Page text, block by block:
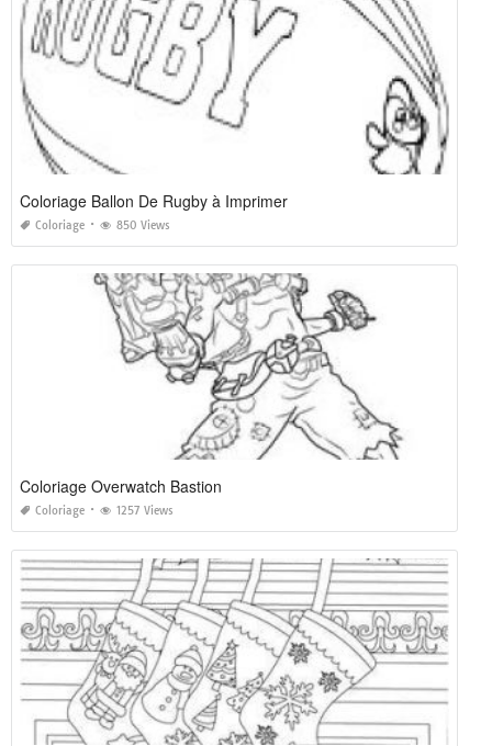
Coloriage Ballon De Rugby à Imprimer
Coloriage 850 Views
Coloriage Overwatch Bastion
Coloriage 1257 Views